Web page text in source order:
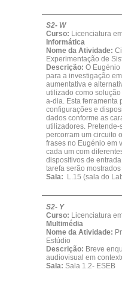
S2- W
Curso: Licenciatura
Informática
Nome da Atividade:
Experimentação de
Descrição: O Eugénio
para a investigação
aumentativa e
utilizado como
a-dia. Esta ferramenta
configurações e
dados conforme as
utilizadores. Pretende-
percorram um circuito
frases no Eugénio em
cada um com
dispositivos de
tarefa serão
Sala:
L.15 (sala do
S2- Y
Curso: Licenciatura
Multimédia
Nome da Atividade:
Estúdio
Descrição: Breve
audiovisual em
Sala:Sala 1.2- ESEB